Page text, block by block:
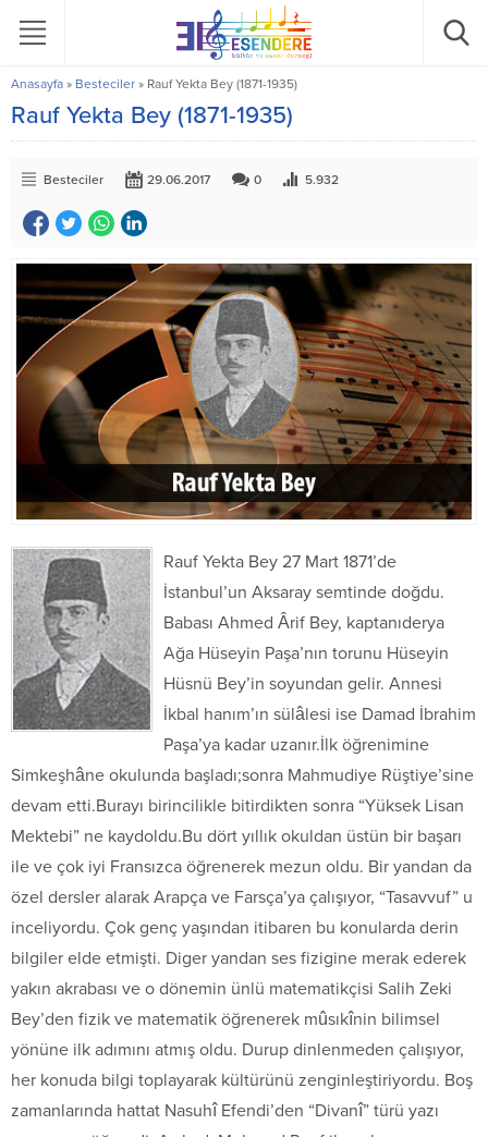
Anasayfa » Besteciler » Rauf Yekta Bey (1871-1935)
Rauf Yekta Bey (1871-1935)
Besteciler 29.06.2017 0 5.932
Rauf Yekta Bey 27 Mart 1871’de
İstanbul’un Aksaray semtinde doğdu.
Babası Ahmed Ârif Bey, kaptanıderya
Ağa Hüseyin Paşa’nın torunu Hüseyin
Hüsnü Bey’in soyundan gelir. Annesi
İkbal hanım’ın sülâlesi ise Damad İbrahim
Paşa’ya kadar uzanır.İlk öğrenimine
Simkeşhâne okulunda başladı;sonra Mahmudiye Rüştiye’sine
devam etti.Burayı birincilikle bitirdikten sonra “Yüksek Lisan
Mektebi” ne kaydoldu.Bu dört yıllık okuldan üstün bir başarı
ile ve çok iyi Fransızca öğrenerek mezun oldu. Bir yandan da
özel dersler alarak Arapça ve Farsça’ya çalışıyor, “Tasavvuf” u
inceliyordu. Çok genç yaşından itibaren bu konularda derin
bilgiler elde etmişti. Diger yandan ses fizigine merak ederek
yakın akrabası ve o dönemin ünlü matematikçisi Salih Zeki
Bey’den fizik ve matematik öğrenerek mûsıkînin bilimsel
yönüne ilk adımını atmış oldu. Durup dinlenmeden çalışıyor,
her konuda bilgi toplayarak kültürünü zenginleştiriyordu. Boş
zamanlarında hattat Nasuhî Efendi’den “Divanî” türü yazı